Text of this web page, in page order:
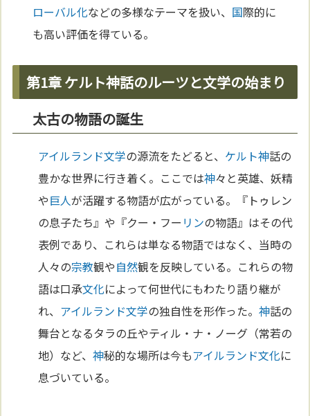
ローバル化などの多様なテーマを扱い、 国際的に
も高い評価を得ている。
第1章 ケルト神話のルーツと文学の始まり
太古の物語の誕生
アイルランド文学の源流をたどると、 ケルト神話の
豊かな世界に行き着く。ここでは神々と英雄、妖精
や巨人が活躍する物語が広がっている。『トゥレン
の息子たち』や『クー・フー リンの物語』はその代
表例であり、これらは単なる物語ではなく、当時の
人々の宗教観や自然観を反映している。これらの物
語は口承文化によって何世代にもわたり語り継が
れ、 アイルランド文学の独自性を形作った。神話の
舞台となるタラの丘やティル・ナ・ノーグ（常若の
地）など、神秘的な場所は今もアイルランド文化に
息づいている。